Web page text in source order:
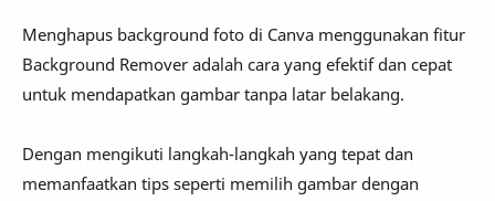
Menghapus background foto di Canva menggunakan fitur
Background Remover adalah cara yang efektif dan cepat
untuk mendapatkan gambar tanpa latar belakang.
Dengan mengikuti langkah-langkah yang tepat dan
memanfaatkan tips seperti memilih gambar dengan